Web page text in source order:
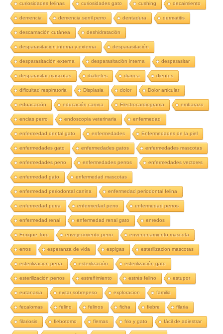
curiosidades felinas curiosidades gato cushing decaimiento
demencia demencia senil perro dentadura dermatitis
descamación cutánea deshidratación
desparasitacion interna y externa desparasitación
desparasitación externa desparasitación interna desparasitar
desparasitar mascotas diabetes diarrea dientes
dificultad respiratoria Displasia dolor Dolor articular
eduacación educación canina Electrocardiograma embarazo
encias perro endoscopia veterinaria enfermedad
enfermedad dental gato enfermedades Enfermedades de la piel
enfermedades gato enfermedades gatos enfermedades mascotas
enfermedades perro enfermedades perros enfermedades vectores
enfermedad gato enfermedad mascotas
enfermedad periodontal canina enfermedad periodontal felina
enfermedad perra enfermedad perro enfermedad perros
enfermedad renal enfermedad renal gato enredos
Enrique Toro envejecimiento perro envenenamiento mascota
erros esperanza de vida espigas esterilizacion mascotas
esterilizacion perra esterilización esterilización gato
esterilización perros estreñimiento estrés felino estupor
eutanasia evitar sobrepeso exploracion familia
fecalomas felino felinos ficha fiebre filaria
filariosis flebotomo flemas frio y gato fácil de adiestrar